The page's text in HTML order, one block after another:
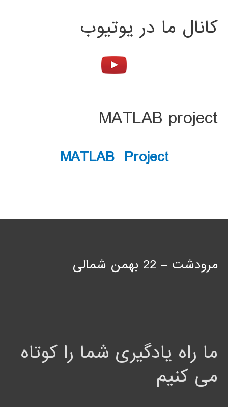
کانال ما در یوتیوب
MATLAB project
MATLAB Project
مرودشت – 22 بهمن شمالی
ما راه یادگیری شما را کوتاه
می کنیم